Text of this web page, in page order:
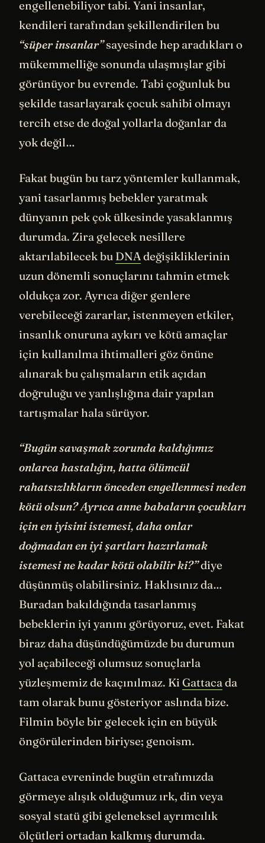
engellenebiliyor tabi. Yani insanlar,
kendileri tarafından şekillendirilen bu
“süper insanlar”sayesinde hep aradıkları o
mükemmelliğe sonunda ulaşmışlar gibi
görünüyor bu evrende. Tabi çoğunluk bu
şekilde tasarlayarak çocuk sahibi olmayı
tercih etse de doğal yollarla doğanlar da
yok değil…
Fakat bugün bu tarz yöntemler kullanmak,
yani tasarlanmış bebekler yaratmak
dünyanın pek çok ülkesinde yasaklanmış
durumda. Zira gelecek nesillere
aktarılabilecek bu DNA değişikliklerinin
uzun dönemli sonuçlarını tahmin etmek
oldukça zor. Ayrıca diğer genlere
verebileceği zararlar, istenmeyen etkiler,
insanlık onuruna aykırı ve kötü amaçlar
için kullanılma ihtimalleri göz önüne
alınarak bu çalışmaların etik açıdan
doğruluğu ve yanlışlığına dair yapılan
tartışmalar hala sürüyor.
“Bugün savaşmak zorunda kaldığımız
onlarca hastalığın, hatta ölümcül
rahatsızlıkların önceden engellenmesi neden
kötü olsun? Ayrıca anne babaların çocukları
için en iyisini istemesi, daha onlar
doğmadan en iyi şartları hazırlamak
istemesi ne kadar kötü olabilir ki?”diye
düşünmüş olabilirsiniz. Haklısınız da…
Buradan bakıldığında tasarlanmış
bebeklerin iyi yanını görüyoruz, evet. Fakat
biraz daha düşündüğümüzde bu durumun
yol açabileceği olumsuz sonuçlarla
yüzleşmemiz de kaçınılmaz. Ki Gattacada
tam olarak bunu gösteriyor aslında bize.
Filmin böyle bir gelecek için en büyük
öngörülerinden biriyse; genoism.
Gattaca evreninde bugün etrafımızda
görmeye alışık olduğumuz ırk, din veya
sosyal statü gibi geleneksel ayrımcılık
ölçütleri ortadan kalkmış durumda.